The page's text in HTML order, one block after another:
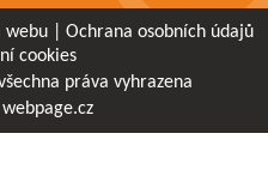
webu
Ochrana osobních údajů
cookies
práva vyhrazena